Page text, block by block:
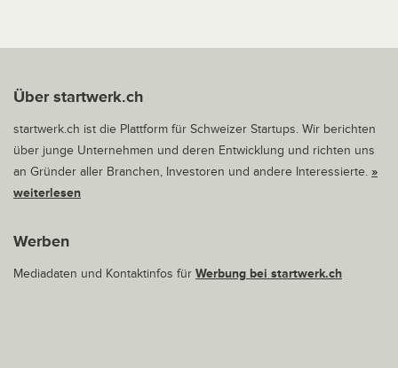
Über startwerk.ch
startwerk.ch ist die Plattform für Schweizer Startups. Wir berichten
über junge Unternehmen und deren Entwicklung und richten uns
an Gründer aller Branchen, Investoren und andere Interessierte. »
weiterlesen
Werben
Mediadaten und Kontaktinfos für Werbung bei startwerk.ch